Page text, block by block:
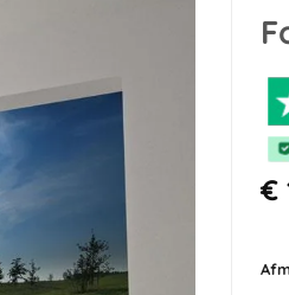
verlanglijst
€